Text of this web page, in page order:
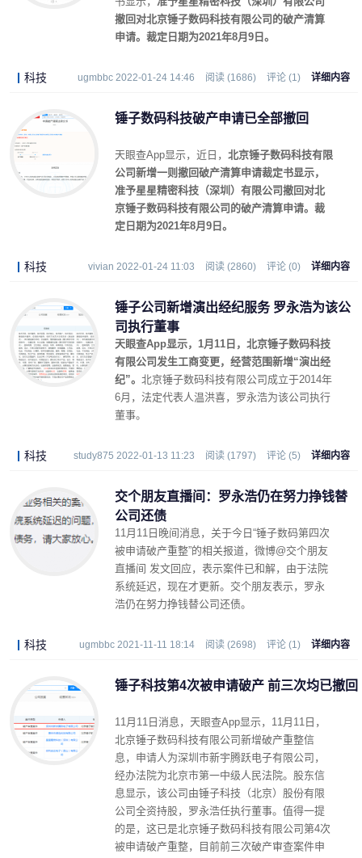
撤回对北京锤子数码科技有限公司的破产清算
申请。裁定日期为2021年8月9日。
科技 ugmbbc 2022-01-24 14:46 阅读 (1686) 评论 (1) 详细内容
锤子数码科技破产申请已全部撤回
天眼查App显示，近日， 北京锤子数码科技有限
公司新增一则撤回破产清算申请裁定书显示，
准予星星精密科技（深圳）有限公司撤回对北
京锤子数码科技有限公司的破产清算申请。裁
定日期为2021年8月9日。
科技 vivian 2022-01-24 11:03 阅读 (2860) 评论 (0) 详细内容
锤子公司新增演出经纪服务 罗永浩为该公
司执行董事
天眼查App显示，1月11日，北京锤子数码科技
有限公司发生工商变更，经营范围新增“演出经
纪”。 北京锤子数码科技有限公司成立于2014年
6月，法定代表人温洪喜，罗永浩为该公司执行
董事。
科技 study875 2022-01-13 11:23 阅读 (1797) 评论 (5) 详细内容
交个朋友直播间：罗永浩仍在努力挣钱替
公司还债
11月11日晚间消息，关于今日“锤子数码第四次
被申请破产重整”的相关报道，微博@交个朋友
直播间 发文回应，表示案件已和解，由于法院
系统延迟，现在才更新。交个朋友表示，罗永
浩仍在努力挣钱替公司还债。
科技 ugmbbc 2021-11-11 18:14 阅读 (2698) 评论 (1) 详细内容
锤子科技第4次被申请破产 前三次均已撤回
11月11日消息，天眼查App显示，11月11日，
北京锤子数码科技有限公司新增破产重整信
息，申请人为深圳市新宇腾跃电子有限公司，
经办法院为北京市第一中级人民法院。股东信
息显示，该公司由锤子科技（北京）股份有限
公司全资持股，罗永浩任执行董事。值得一提
的是，这已是北京锤子数码科技有限公司第4次
被申请破产重整，目前前三次破产审查案件申